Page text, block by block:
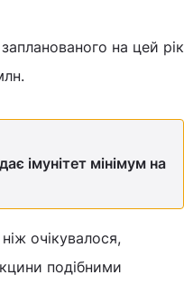
на цей рік
імунітет мінімум на
очікувалося,
подібними